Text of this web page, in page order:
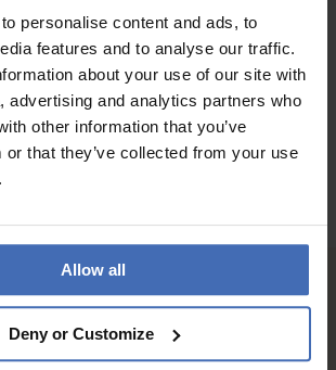
personalise content and ads, to
features and to analyse our traffic.
about your use of our site with
advertising and analytics partners who
other information that you’ve
or that they’ve collected from your use
Allow all
Deny or Customize